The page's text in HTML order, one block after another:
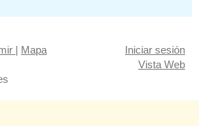
| Mapa
Iniciar sesión
Vista Web